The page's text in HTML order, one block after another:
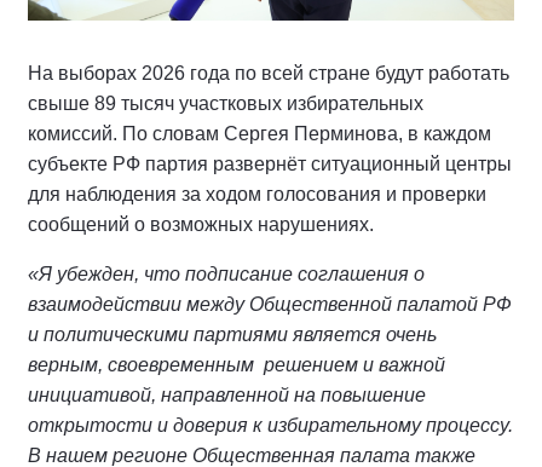
На выборах 2026 года по всей стране будут работать
свыше 89 тысяч участковых избирательных
комиссий. По словам Сергея Перминова, в каждом
субъекте РФ партия развернёт ситуационный центры
для наблюдения за ходом голосования и проверки
сообщений о возможных нарушениях.
«Я убежден, что подписание соглашения о
взаимодействии между Общественной палатой РФ
и политическими партиями является очень
верным, своевременным решением и важной
инициативой, направленной на повышение
открытости и доверия к избирательному процессу.
В нашем регионе Общественная палата также